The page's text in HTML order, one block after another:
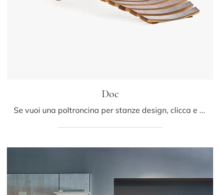
Doc
Se vuoi una poltroncina per stanze design, clicca e leggi di più sul modello Doc in legno della firma Riva1920.